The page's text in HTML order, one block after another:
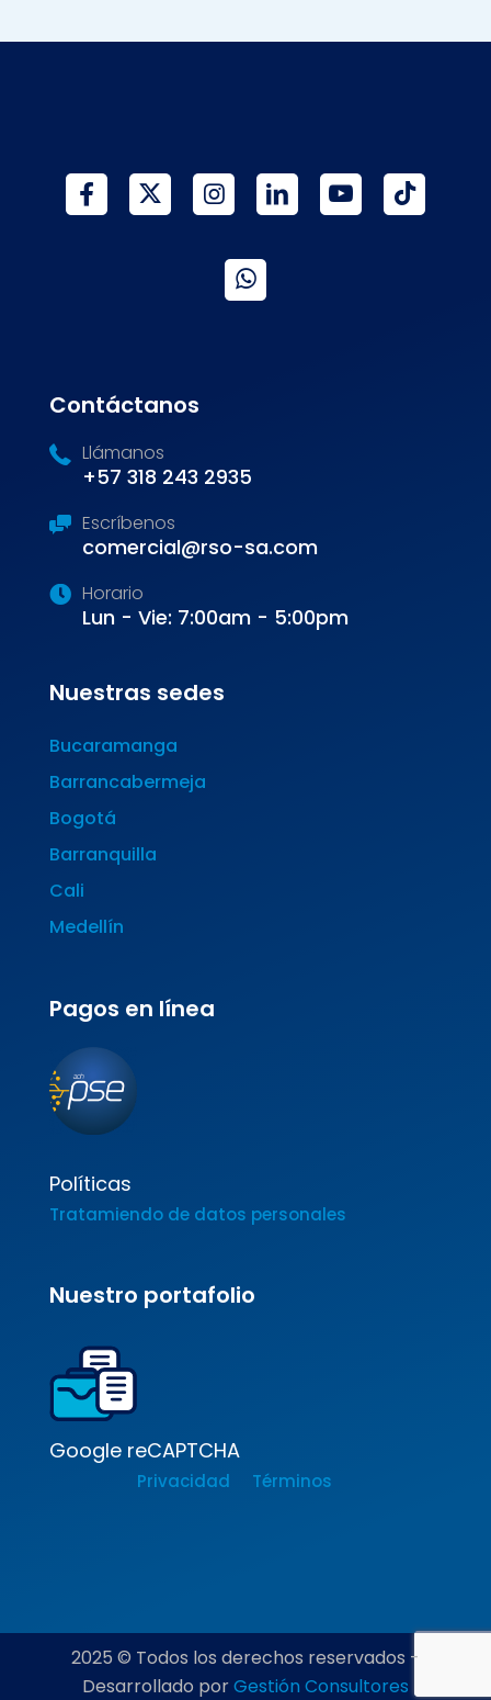
Contáctanos
Llámanos
+57 318 243 2935
Escríbenos
comercial@rso-sa.com
Horario
Lun - Vie: 7:00am - 5:00pm
Nuestras sedes
Bucaramanga
Barrancabermeja
Bogotá
Barranquilla
Cali
Medellín
Pagos en línea
Políticas
Tratamiendo de datos personales
Nuestro portafolio
Google reCAPTCHA
Privacidad Términos
2025 © Todos los derechos reservados -
Desarrollado porGestión Consultores